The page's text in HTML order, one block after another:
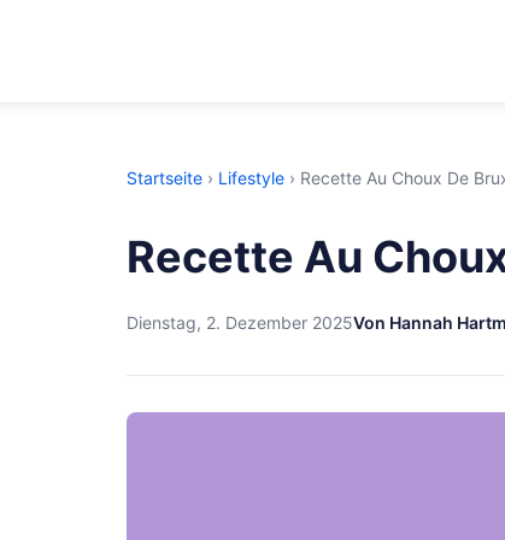
Startseite › Lifestyle › Recette Au Choux De
Recette Au
Dienstag, 2. Dezember 2025Von Hannah